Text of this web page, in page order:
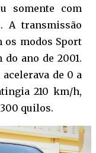
somente com
A transmissão
os modos Sport
ano de 2001.
de 0 a
210 km/h,
quilos.